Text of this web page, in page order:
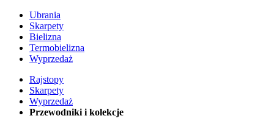
Ubrania
Skarpety
Bielizna
Termobielizna
Wyprzedaż
Rajstopy
Skarpety
Wyprzedaż
Przewodniki i kolekcje